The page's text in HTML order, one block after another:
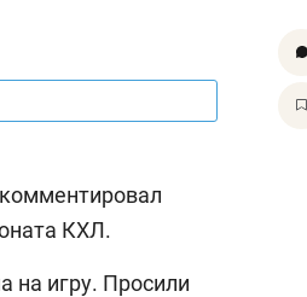
КХЛ.
на игру. Просили